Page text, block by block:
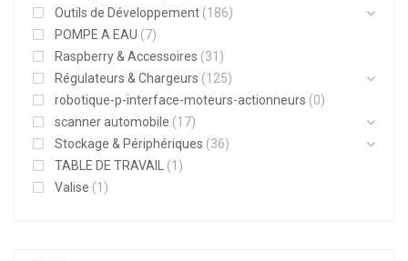
Outils de Développement (186)
POMPE A EAU (7)
Raspberry & Accessoires (31)
Régulateurs & Chargeurs (125)
robotique-p-interface-moteurs-actionneurs (0)
scanner automobile (17)
Stockage & Périphériques (36)
TABLE DE TRAVAIL (1)
Valise (1)